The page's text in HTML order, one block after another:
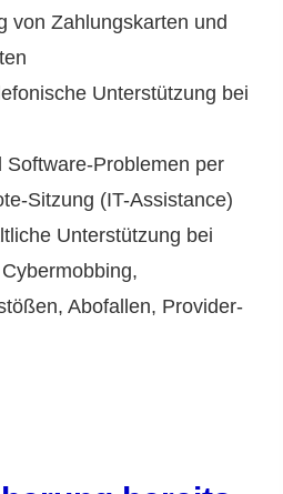
von Zahlungskarten und
Unterstützung bei
Software-Problemen per
Sitzung (IT-Assistance)
Unterstützung bei
Abofallen, Provider-